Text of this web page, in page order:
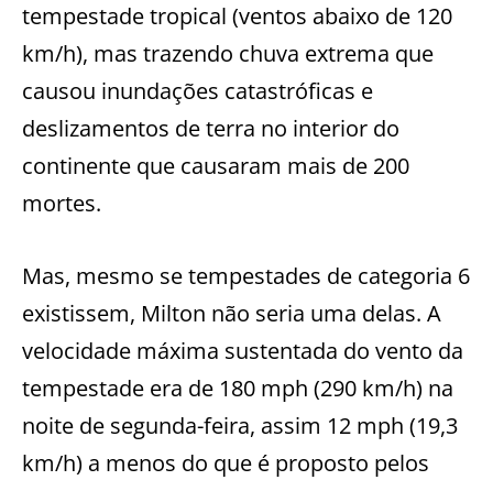
tempestade tropical (ventos abaixo de 120
km/h), mas trazendo chuva extrema que
causou inundações catastróficas e
deslizamentos de terra no interior do
continente que causaram mais de 200
mortes.
Mas, mesmo se tempestades de categoria 6
existissem, Milton não seria uma delas. A
velocidade máxima sustentada do vento da
tempestade era de 180 mph (290 km/h) na
noite de segunda-feira, assim 12 mph (19,3
km/h) a menos do que é proposto pelos